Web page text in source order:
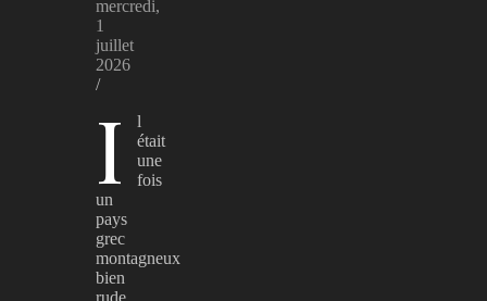
mercredi,
1
juillet
2026
/
I
l
était
une
fois
un
pays
grec
montagneux
bien
rude,